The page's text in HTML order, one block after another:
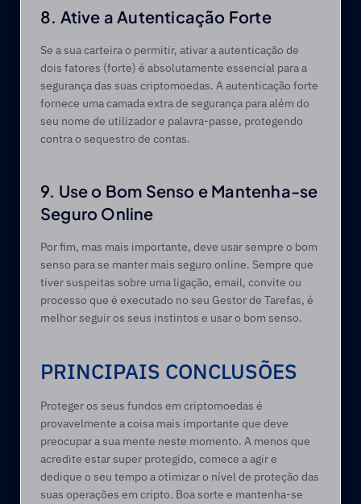
8. Ative a Autenticação Forte
Se a sua carteira o permitir, ativar a autenticação de
dois fatores (forte) é absolutamente essencial para a
segurança das suas criptomoedas. A autenticação forte
fornece uma camada extra de segurança para além do
seu nome de utilizador e palavra-passe, protegendo
contra o sequestro de contas.
9. Use o Bom Senso e Mantenha-se
Seguro Online
Por fim, mas mais importante, deve usar sempre o bom
senso para se manter mais seguro online. Sempre que
tiver suspeitas sobre uma ligação, email, convite ou
processo que é executado no seu Gestor de Tarefas, é
melhor seguir os seus instintos e usar o bom senso.
PRINCIPAIS CONCLUSÕES
Proteger os seus fundos em criptomoedas é
provavelmente a coisa mais importante que deve
preocupar a sua mente neste momento. A menos que
acredite estar super protegido, comece a agir e
dedique o seu tempo a otimizar o nível de proteção das
suas operações em cripto. Boa sorte e mantenha-se